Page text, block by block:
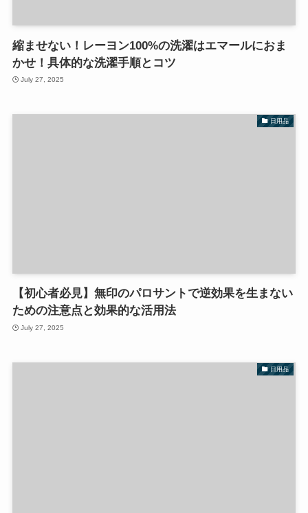
縮ませない！レーヨン100%の洗濯はエマールにおま
かせ！具体的な洗濯手順とコツ
July 27, 2025
日用品
【初心者必見】無印のパロサントで逆効果を生まない
ための注意点と効果的な活用法
July 27, 2025
日用品